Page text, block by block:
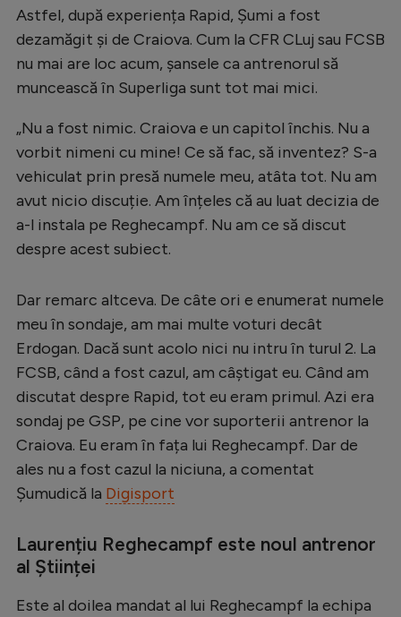
Auto
Rugby
Ciclism
Alte sporturi
JO 2024
JO 2026
Intră în cont
Creează cont
Astfel, după experiența Rapid, Șumi a fost
dezamăgit și de Craiova. Cum la CFR CLuj sau FCSB
nu mai are loc acum, șansele ca antrenorul să
muncească în Superliga sunt tot mai mici.
„Nu a fost nimic. Craiova e un capitol închis. Nu a
vorbit nimeni cu mine! Ce să fac, să inventez? S-a
vehiculat prin presă numele meu, atâta tot. Nu am
avut nicio discuție. Am înțeles că au luat decizia de
a-l instala pe Reghecampf. Nu am ce să discut
despre acest subiect.
Dar remarc altceva. De câte ori e enumerat numele
meu în sondaje, am mai multe voturi decât
Erdogan. Dacă sunt acolo nici nu intru în turul 2. La
FCSB, când a fost cazul, am câștigat eu. Când am
discutat despre Rapid, tot eu eram primul. Azi era
sondaj pe GSP, pe cine vor suporterii antrenor la
Craiova. Eu eram în fața lui Reghecampf. Dar de
ales nu a fost cazul la niciuna, a comentat
Șumudică la Digisport
Laurențiu Reghecampf este noul antrenor
al Științei
Este al doilea mandat al lui Reghecampf la echipa